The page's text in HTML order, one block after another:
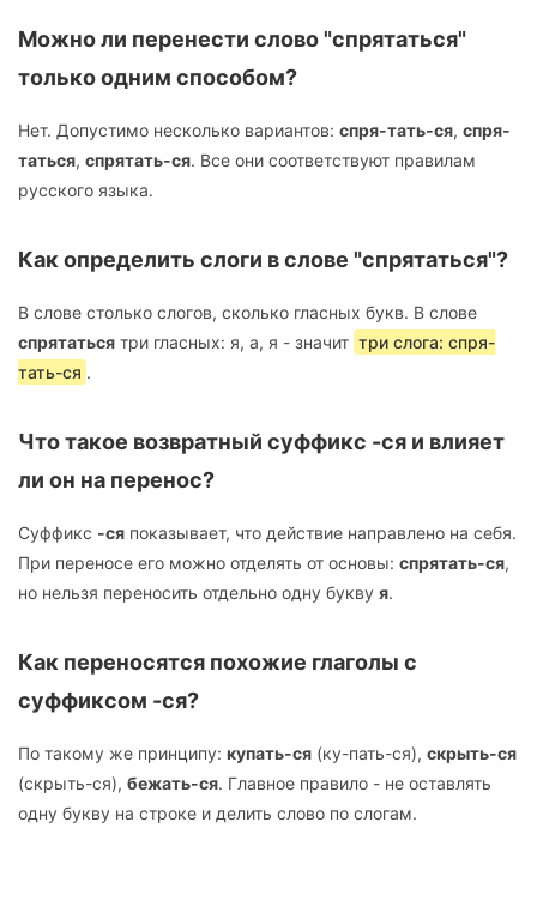
Можно ли перенести слово "спрятаться"
только одним способом?
Нет. Допустимо несколько вариантов: спря-тать-ся, спря-
таться, спрятать-ся. Все они соответствуют правилам
русского языка.
Как определить слоги в слове "спрятаться"?
В слове столько слогов, сколько гласных букв. В слове
спрятаться три гласных: я, а, я - значит три слога: спря-
тать-ся .
Что такое возвратный суффикс -ся и влияет
ли он на перенос?
Суффикс -ся показывает, что действие направлено на себя.
При переносе его можно отделять от основы: спрятать-ся,
но нельзя переносить отдельно одну букву я.
Как переносятся похожие глаголы с
суффиксом -ся?
По такому же принципу: купать-ся (ку-пать-ся), скрыть-ся
(скрыть-ся), бежать-ся. Главное правило - не оставлять
одну букву на строке и делить слово по слогам.